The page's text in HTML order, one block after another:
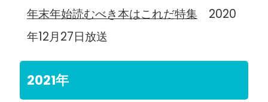
年末年始読むべき本はこれだ特集 2020
年12月27日放送
2021年